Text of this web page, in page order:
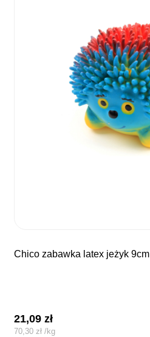
chico zabawka latex jeżyk 9cm
21,09zł
70,30 zł /kg